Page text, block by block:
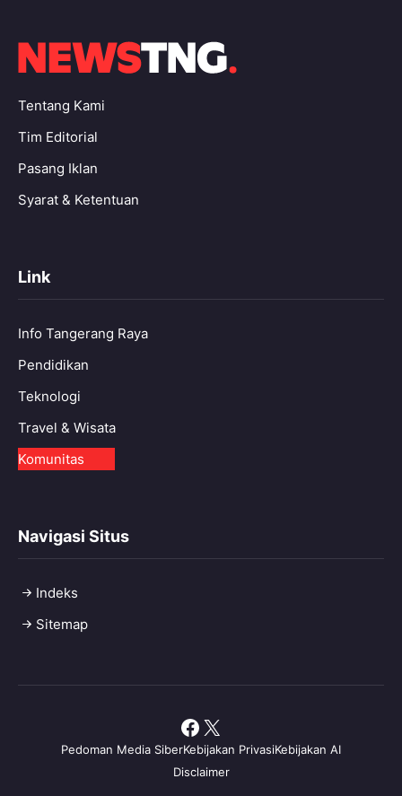
Tentang Kami
Tim Editorial
Pasang Iklan
Syarat & Ketentuan
Link
Info Tangerang Raya
Pendidikan
Teknologi
Travel & Wisata
Komunitas
Navigasi Situs
Indeks
Sitemap
Pedoman Media SiberKebijakan PrivasiKebijakan AI
Disclaimer
Facebook
X